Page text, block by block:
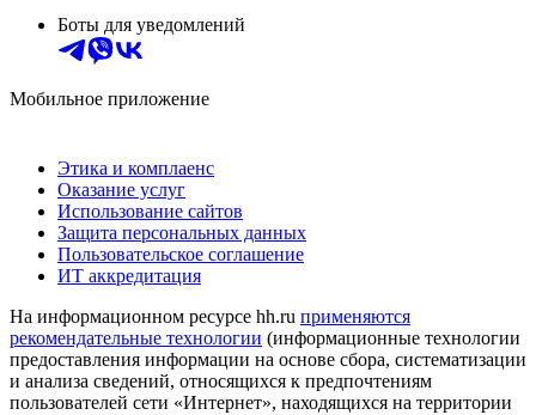
Боты для уведомлений
Мобильное приложение
Этика и комплаенс
Оказание услуг
Использование сайтов
Защита персональных данных
Пользовательское соглашение
ИТ аккредитация
На информационном ресурсе hh.ru применяются
рекомендательные технологии (информационные технологии
предоставления информации на основе сбора, систематизации
и анализа сведений, относящихся к предпочтениям
пользователей сети «Интернет», находящихся на территории